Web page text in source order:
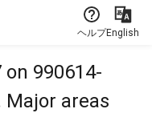
ヘルプEnglish
990614-
Major areas